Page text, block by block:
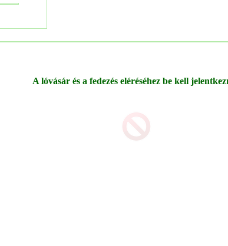
A lóvásár és a fedezés eléréséhez be kell